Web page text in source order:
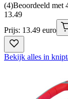
(4)Beoordeeld met
13.49
Prijs: 13.49 euro
Bekijk alles in